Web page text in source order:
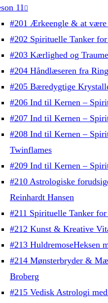
11
#201 Ærkeengle & at være
#202 Spirituelle Tanker
#203 Kærlighed og
#204 Håndlæseren fra
#205 Bæredygtige
#206 Ind til Kernen –
#207 Ind til Kernen –
#208 Ind til Kernen –
Twinflames
#209 Ind til Kernen –
#210 Astrologiske
Reinhardt Hansen
#211 Spirituelle Tanker for
#212 Kunst & Kreative
#213 HuldremoseHeksen
#214 Mønsterbryder &
Broberg
#215 Vedisk Astrologi